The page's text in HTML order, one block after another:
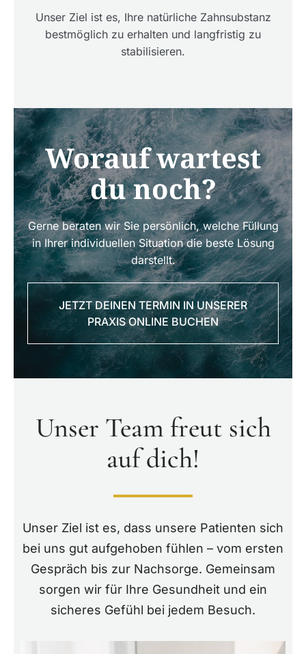
Unser Ziel ist es, Ihre natürliche Zahnsubstanz
bestmöglich zu erhalten und langfristig zu
stabilisieren.
Worauf wartest
du noch?
Gerne beraten wir Sie persönlich, welche Füllung
in Ihrer individuellen Situation die beste Lösung
darstellt.
JETZT DEINEN TERMIN IN UNSERER
PRAXIS ONLINE BUCHEN
Unser Team freut sich
auf dich!
Unser Ziel ist es, dass unsere Patienten sich
bei uns gut aufgehoben fühlen – vom ersten
Gespräch bis zur Nachsorge. Gemeinsam
sorgen wir für Ihre Gesundheit und ein
sicheres Gefühl bei jedem Besuch.